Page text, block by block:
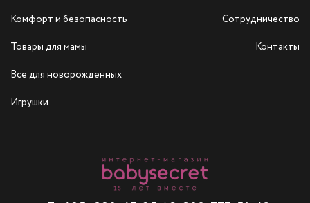
Комфорт и безопасность
Товары для мамы
Все для новорожденных
Игрушки
Сотрудничество
Контакты